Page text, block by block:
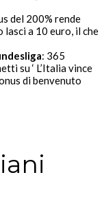
del 200% rende
lasci a 10 euro, il che
: 365
su ‘ L’Italia vince
di benvenuto